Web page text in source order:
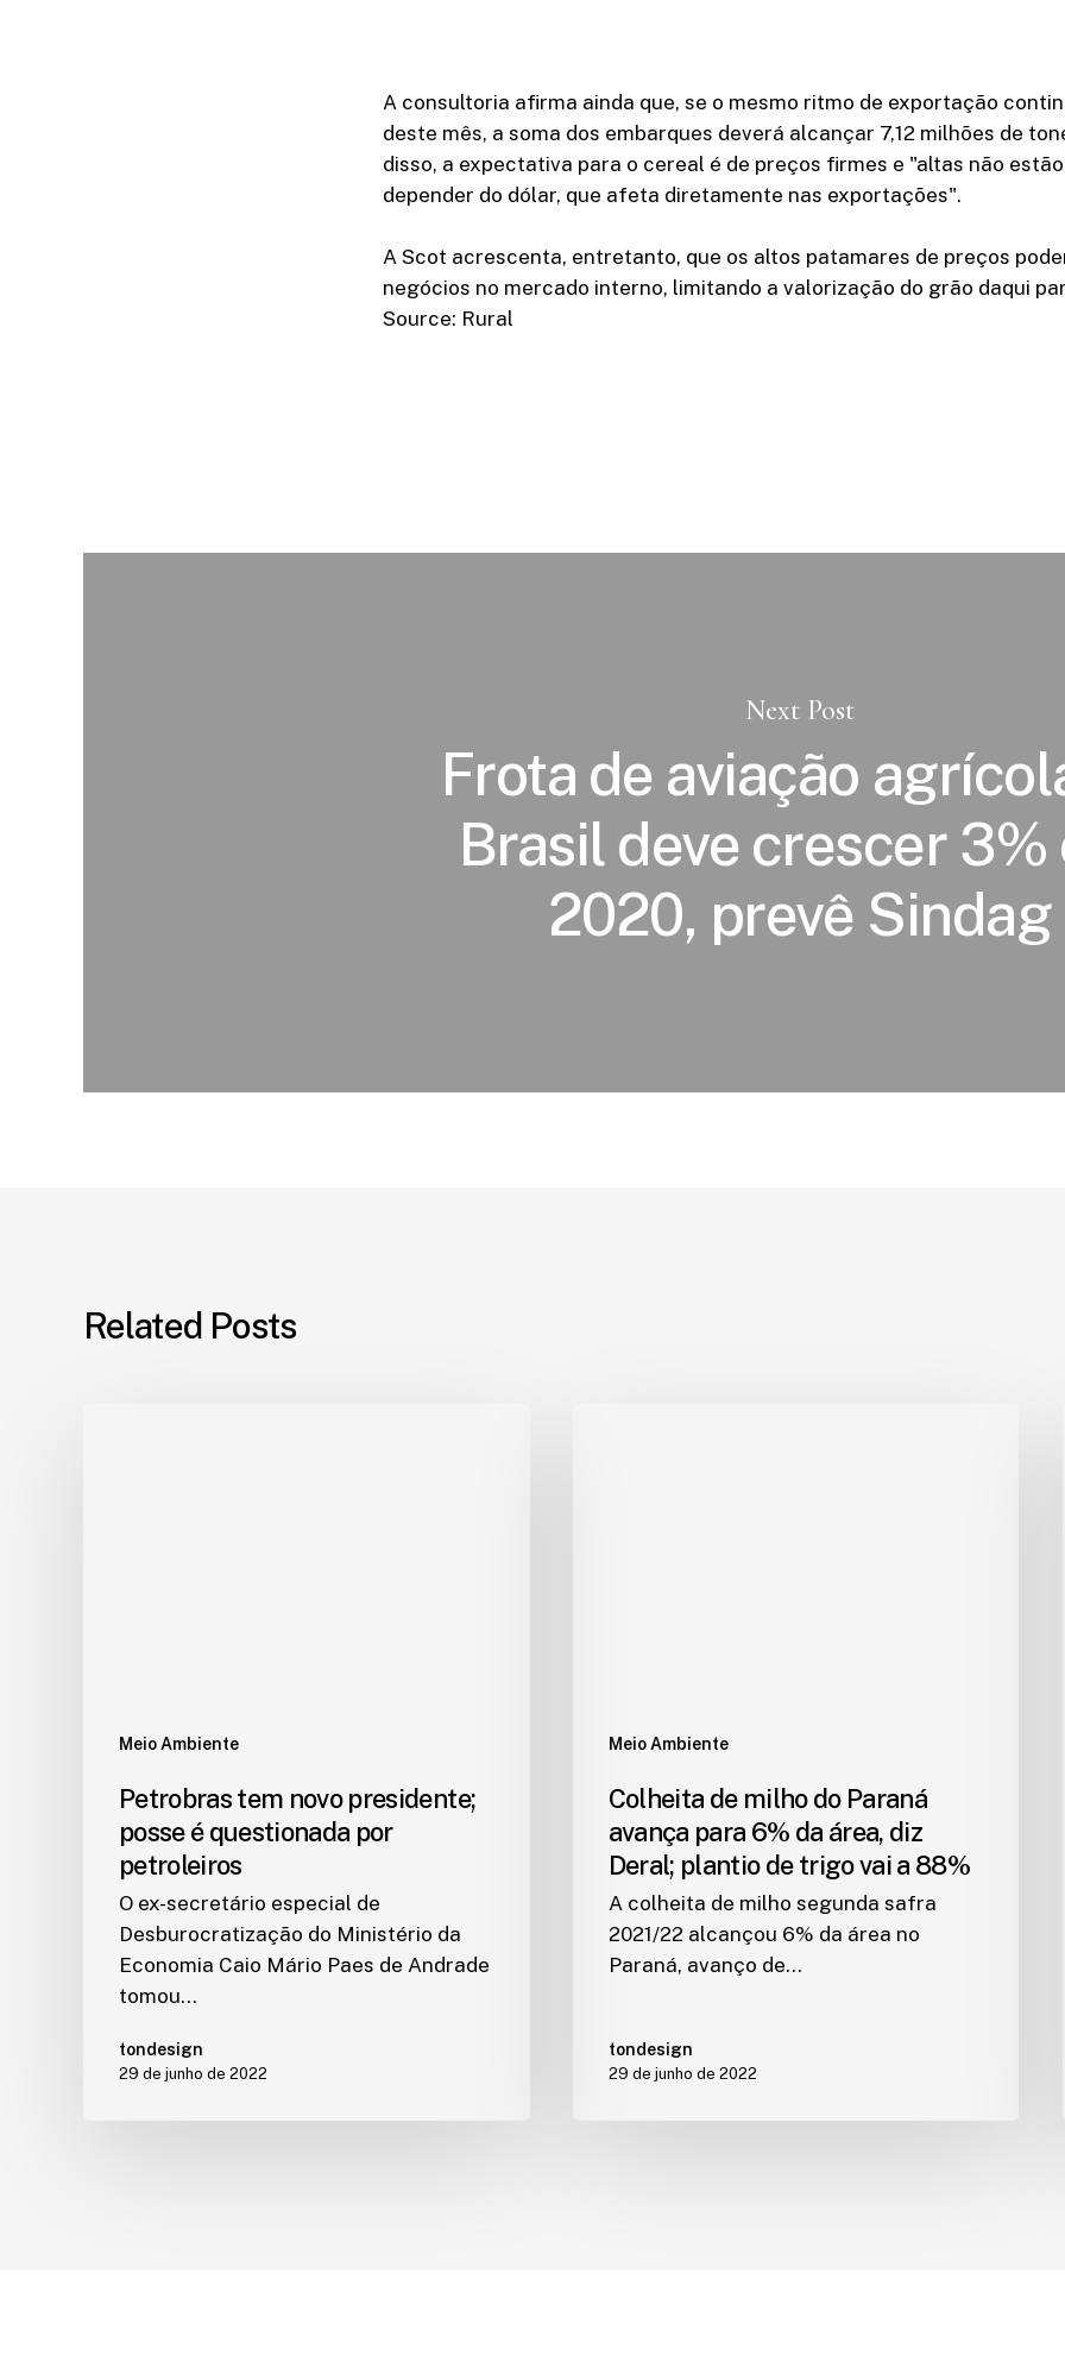
A consultoria afirma ainda que, se o mesmo ritmo de exportação
deste mês, a soma dos embarques deverá alcançar 7,12 milhões de
disso, a expectativa para o cereal é de preços firmes e "altas não
depender do dólar, que afeta diretamente nas exportações".
A Scot acrescenta, entretanto, que os altos patamares de preços
negócios no mercado interno, limitando a valorização do grão daqui
Source: Rural
Next Post
Frota de aviação
Brasil deve crescer 3%
2020, prevê Sindag
Related Posts
Meio Ambiente
Petrobras tem novo presidente;
posse é questionada por
petroleiros
O ex-secretário especial de
Desburocratização do Ministério da
Economia Caio Mário Paes de Andrade
tomou…
tondesign
29 de junho de 2022
Meio Ambiente
Colheita de milho do Paraná
avança para 6% da área, diz
Deral; plantio de trigo vai a 88%
A colheita de milho segunda safra
2021/22 alcançou 6% da área no
Paraná, avanço de…
tondesign
29 de junho de 2022